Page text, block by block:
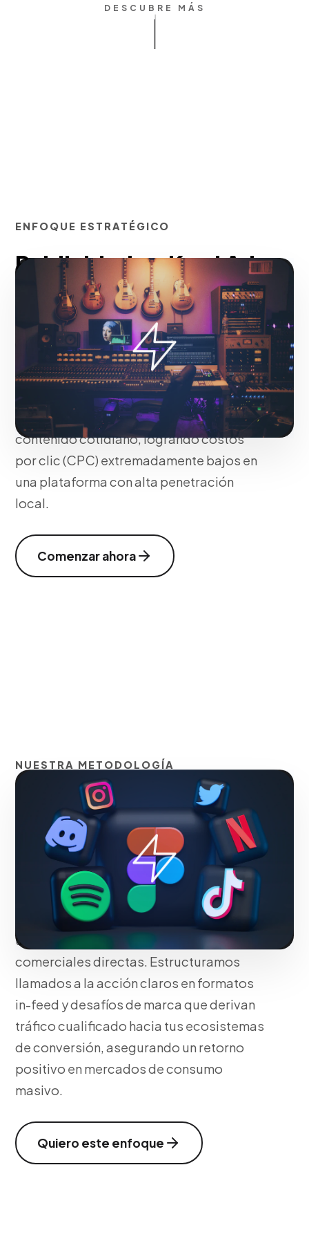
DESCUBRE MÁS
ENFOQUE ESTRATÉGICO
Publicidad en Kwai Ads
(Feed, Carrusel)
Aprovechamos el formato de video corto
en mercados emergentes segmentando
agresivamente mediante Kwai for
Business. Diseñamos anuncios nativos
que capitalizan la autenticidad del
contenido cotidiano, logrando costos
por clic (CPC) extremadamente bajos en
una plataforma con alta penetración
local.
Comenzar ahora
NUESTRA METODOLOGÍA
Publicidad en
plataformas emergentes
para alcance masivo a
bajo costo
Transformamos la alta retención de
usuarios en Kwai en oportunidades
comerciales directas. Estructuramos
llamados a la acción claros en formatos
in-feed y desafíos de marca que derivan
tráfico cualificado hacia tus ecosistemas
de conversión, asegurando un retorno
positivo en mercados de consumo
masivo.
Quiero este enfoque